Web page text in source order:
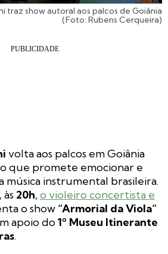
traz show autoral aos palcos de Goiânia
(Foto: Rubens Cerqueira)
volta aos palcos em Goiânia
que promete emocionar e
música instrumental brasileira.
, às 20h, o violeiro concertista e
o show “Armorial da Viola”
apoio do1º Museu Itinerante
.